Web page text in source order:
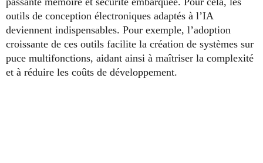
outils de conception électroniques adaptés à l’IA
deviennent indispensables. Pour exemple, l’adoption
croissante de ces outils facilite la création de systèmes sur
puce multifonctions, aidant ainsi à maîtriser la complexité
et à réduire les coûts de développement.